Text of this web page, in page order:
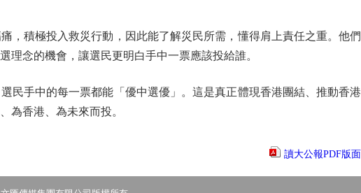
積極投入救災行動，因此能了解災民所需，懂得肩上責任之重。他們
理念的機會，讓選民更明白手中一票應該投給誰。
手中的每一票都能「優中選優」。這是真正體現香港團結、推動香港
為香港、為未來而投。
讀大公報PDF版面